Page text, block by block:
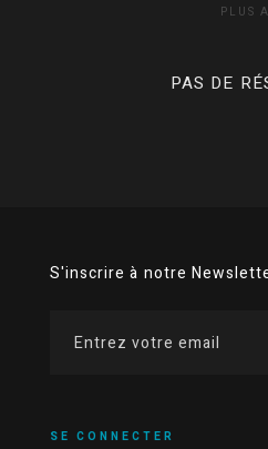
PLUS
PAS DE
S'inscrire à notre
SE CONNECTER